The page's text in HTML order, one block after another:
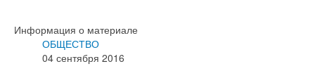
Информация о материале
ОБЩЕСТВО
04 сентября 2016